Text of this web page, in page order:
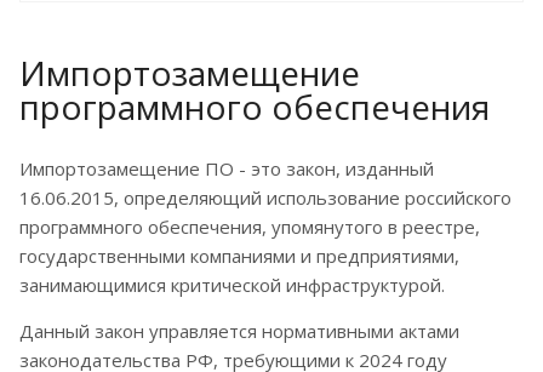
Импортозамещение
программного обеспечения
Импортозамещение ПО - это закон, изданный
16.06.2015, определяющий использование российского
программного обеспечения, упомянутого в реестре,
государственными компаниями и предприятиями,
занимающимися критической инфраструктурой.
Данный закон управляется нормативными актами
законодательства РФ, требующими к 2024 году